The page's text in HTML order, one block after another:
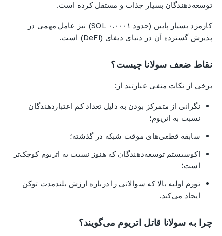
توسعه‌دهندگان بسیار جذاب و مستقل کرده است.
کارمزد بسیار پایین (حدود ۰.۰۰۰۱ SOL) نیز عامل مهمی در
پذیرش گسترده آن در دنیای دیفای (DeFi) است.
نقاط ضعف سولانا چیست؟
برخی از نکات منفی عبارتند از:
نگرانی از متمرکز بودن به دلیل تعداد کم اعتباردهندگان
نسبت به اتریوم؛
سابقه قطعی‌های موقت شبکه در گذشته؛
اکوسیستم توسعه‌دهندگان که هنوز نسبت به اتریوم کوچک‌تر
است؛
تورم اولیه بالا که سوالاتی را درباره ارزش بلندمدت توکن
ایجاد می‌کند.
چرا به سولانا قاتل اتریوم می‌گویند؟